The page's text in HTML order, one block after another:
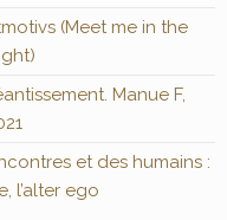
(Meet me in the
Manue F,
et des humains :
l’alter ego